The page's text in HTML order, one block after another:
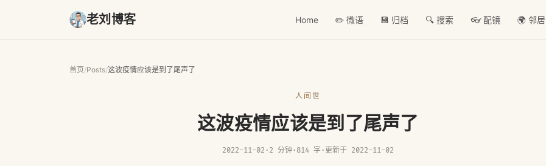
老刘博客 Home ✏️ 微语 💾 归档 🔍 搜索 👓 配镜 🌍 邻居
首页/Posts/这波疫情应该是到了尾声了
人间世
这波疫情应该是到了尾声了
2022-11-02 · 2 分钟· 814 字 · 更新于 2022-11-02